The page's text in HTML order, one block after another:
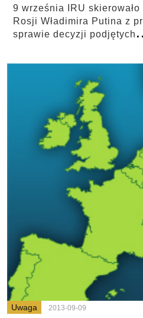
9 września IRU
Rosji Władimira Putina z
sprawie decyzji podjętych
Uwaga 2013-09-09